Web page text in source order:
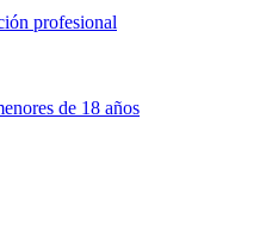
profesional
de 18 años